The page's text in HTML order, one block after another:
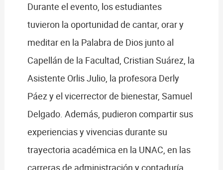
Durante el evento, los estudiantes
tuvieron la oportunidad de cantar, orar y
meditar en la Palabra de Dios junto al
Capellán de la Facultad, Cristian Suárez, la
Asistente Orlis Julio, la profesora Derly
Páez y el vicerrector de bienestar, Samuel
Delgado. Además, pudieron compartir sus
experiencias y vivencias durante su
trayectoria académica en la UNAC, en las